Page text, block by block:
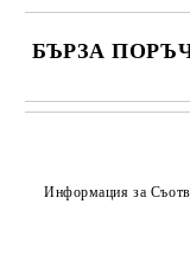
БЪРЗА
Информация за